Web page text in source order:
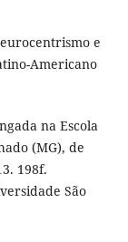
e
Americano
na Escola
(MG), de
198f.
São